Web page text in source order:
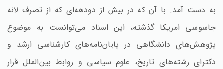
به دست آمد. با آن که در بیش از دودهه‌ای که از تصرف لانه
جاسوسی امریکا گذشته‌، این اسناد می‌توانست به موضوع
پژوهش‌های دانشگاهی در پایان‌نامه‌های کارشناسی ارشد و
دکترای رشته‌های تاریخ‌، علوم سیاسی و روابط بین‌الملل قرار